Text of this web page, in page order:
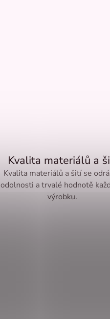
Kvalita materiálů a
Kvalita materiálů a šití se
odolnosti a trvalé hodnotě
výrobku.